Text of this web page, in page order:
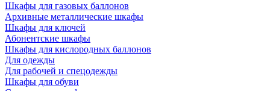
Шкафы для газовых баллонов
Архивные металлические шкафы
Шкафы для ключей
Абонентские шкафы
Шкафы для кислородных баллонов
Для одежды
Для рабочей и спецодежды
Шкафы для обуви